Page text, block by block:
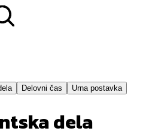
Delovni čas Urna postavka
dela